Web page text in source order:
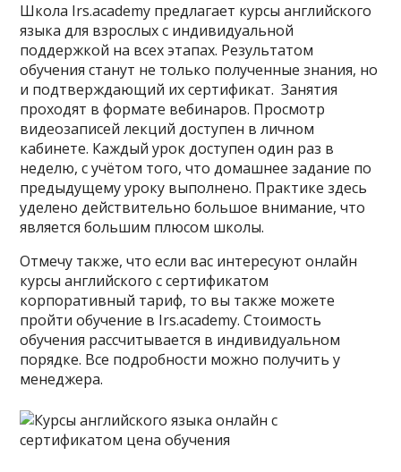
Школа Irs.academy предлагает курсы английского
языка для взрослых с индивидуальной
поддержкой на всех этапах. Результатом
обучения станут не только полученные знания, но
и подтверждающий их сертификат. Занятия
проходят в формате вебинаров. Просмотр
видеозаписей лекций доступен в личном
кабинете. Каждый урок доступен один раз в
неделю, с учётом того, что домашнее задание по
предыдущему уроку выполнено. Практике здесь
уделено действительно большое внимание, что
является большим плюсом школы.
Отмечу также, что если вас интересуют онлайн
курсы английского с сертификатом
корпоративный тариф, то вы также можете
пройти обучение в Irs.academy. Стоимость
обучения рассчитывается в индивидуальном
порядке. Все подробности можно получить у
менеджера.